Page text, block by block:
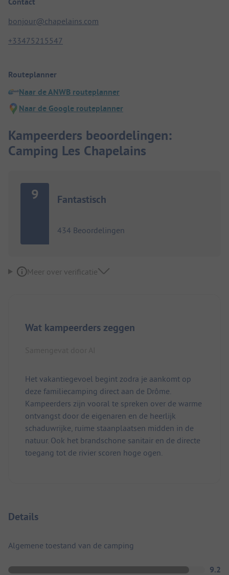
bonjour@chapelains.com
+33475215547
Routeplanner
Naar de ANWB routeplanner
Naar de Google routeplanner
Kampeerders beoordelingen:
Camping Les Chapelains
9 Fantastisch
434 Beoordelingen
Meer over verificatie
Wat kampeerders zeggen
Het vakantiegevoel begint zodra je aankomt op
deze familiecamping direct aan de Drôme.
Kampeerders zijn vooral te spreken over de warme
ontvangst door de eigenaren en de heerlijk
schaduwrijke, ruime staanplaatsen midden in de
natuur. Ook het brandschone sanitair en de directe
toegang tot de rivier scoren hoge ogen.
Details
Algemene toestand van de camping
9.2